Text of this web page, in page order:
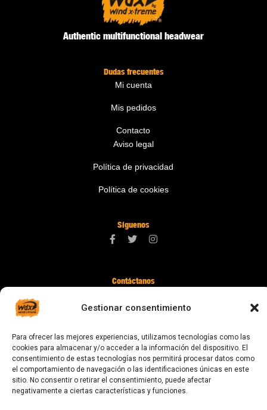
Gestionar consentimiento
Para ofrecer las mejores experiencias, utilizamos tecnologías como las
cookies para almacenar y/o acceder a la información del dispositivo. El
consentimiento de estas tecnologías nos permitirá procesar datos como
el comportamiento de navegación o las identificaciones únicas en este
sitio. No consentir o retirar el consentimiento, puede afectar
negativamente a ciertas características y funciones.
Authentic multifunctional headwear
Dudas frecuentes
Mi cuenta
Mis pedidos
Contacto
Aviso legal
Política de privacidad
Política de cookies
Síguenos
Contáctanos
08024 Barcelona
© 2023 Todos los derechos reservados